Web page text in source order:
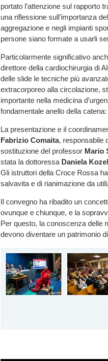
portato l’attenzione sul rapporto
una riflessione sull’importanza
aggregazione e negli impianti
persone siano formate a usarli
Particolarmente significativo
direttore della cardiochirurgia di
delle slide le tecniche più
extracorporeo alla circolazione,
importante nella medicina
fondamentale anello della
La presentazione e il
Fabrizio Comaita, responsabile
sostituzione del professor Mario
stata la dottoressa Daniela Kozel
Gli istruttori della Croce Rossa
salvavita e di rianimazione da
Il convegno ha ribadito un
ovunque e chiunque, e la
Per questo, la conoscenza delle
devono diventare un patrimonio